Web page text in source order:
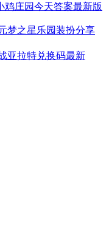
鸡庄园今天答案最新版
梦之星乐园装扮分享
亚拉特兑换码最新